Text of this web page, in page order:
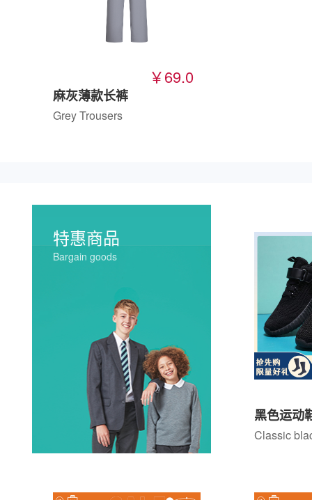
￥69.0
麻灰薄款长裤
Grey Trousers
特惠商品
Bargain goods
Classic